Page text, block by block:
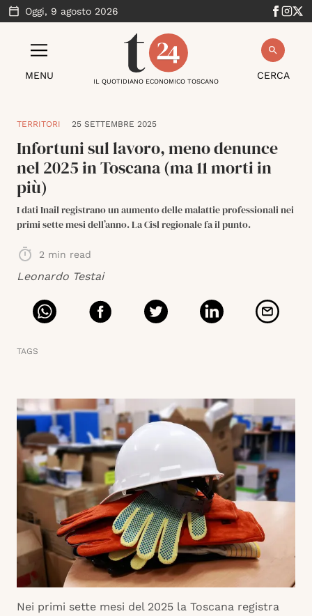
Oggi, 9 agosto 2026
MENU CERCA
IL QUOTIDIANO ECONOMICO TOSCANO
TERRITORI 25 SETTEMBRE 2025
Infortuni sul lavoro, meno denunce
nel 2025 in Toscana (ma 11 morti in
più)
I dati Inail registrano un aumento delle malattie professionali nei
primi sette mesi dell’anno. La Cisl regionale fa il punto.
2 min read
Leonardo Testai
TAGS
Nei primi sette mesi del 2025 la Toscana registra